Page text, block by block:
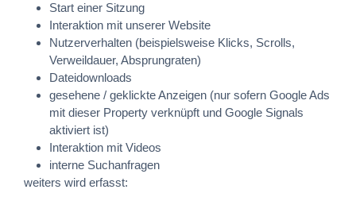
Start einer Sitzung
Interaktion mit unserer Website
Nutzerverhalten (beispielsweise Klicks, Scrolls,
Verweildauer, Absprungraten)
Dateidownloads
gesehene / geklickte Anzeigen (nur sofern Google Ads
mit dieser Property verknüpft und Google Signals
aktiviert ist)
Interaktion mit Videos
interne Suchanfragen
weiters wird erfasst: